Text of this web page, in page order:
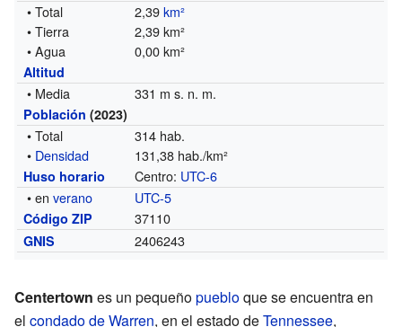
• Total 2,39km²
• Tierra
2,39 km²
• Agua
0,00 km²
Altitud
• Media 331 m s. n. m.
Población (2023)
• Total
314 hab.
• Densidad 131,38 hab./km²
Huso horario Centro: UTC-6
• enverano UTC-5
Código ZIP 37110
GNIS 2406243
Centertown es un pequeñopuebloque se encuentra en
el condado de Warren, en el estado deTennessee,